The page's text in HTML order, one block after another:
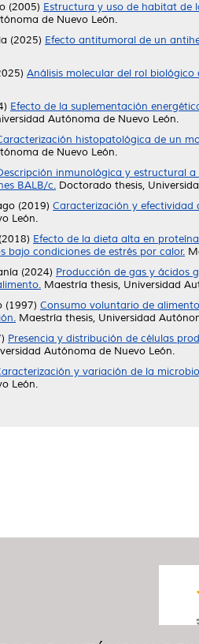
(2005) Estructura y uso de habitat de
de Nuevo León.
(2025) Efecto antitumoral de un
Análisis molecular del rol biológico
Efecto de la suplementación
Autónoma de Nuevo León.
histopatológica de un
de Nuevo León.
inmunológica y estructural
BALB/c. Doctorado thesis,
(2019) Caracterización y efectividad
León.
(2018) Efecto de la dieta alta en
bajo condiciones de estrés por calor.
(2024) Producción de gas y ácidos
Maestría thesis, Universidad
(1997) Consumo voluntario de
Maestría thesis, Universidad
Presencia y distribución de células
Autónoma de Nuevo León.
y variación de la
León.